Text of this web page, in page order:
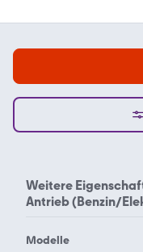
Weitere
Antrieb (Benzin/
Modelle